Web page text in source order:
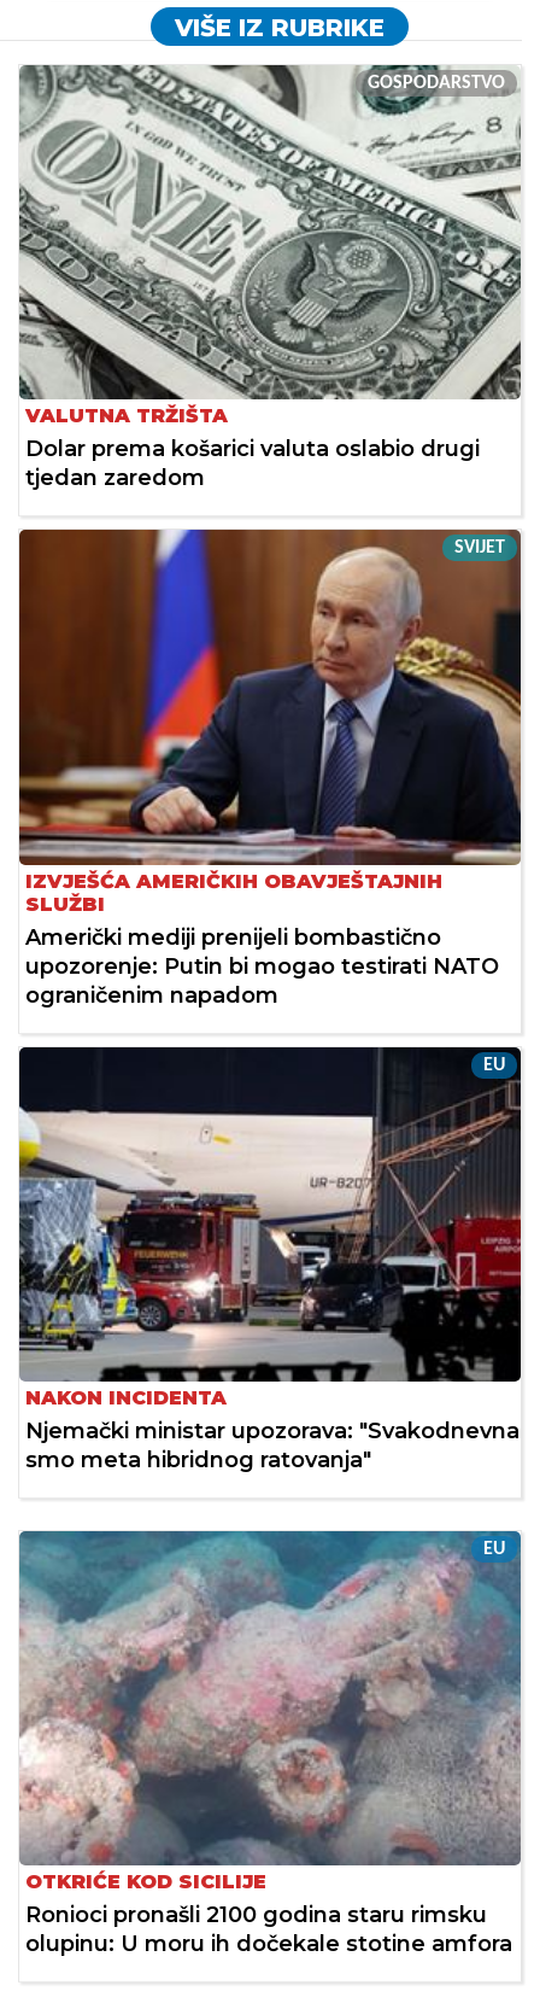
VIŠE IZ RUBRIKE
GOSPODARSTVO
VALUTNA TRŽIŠTA
Dolar prema košarici valuta oslabio drugi
tjedan zaredom
SVIJET
IZVJEŠĆA AMERIČKIH OBAVJEŠTAJNIH
SLUŽBI
Američki mediji prenijeli bombastično
upozorenje: Putin bi mogao testirati NATO
ograničenim napadom
EU
NAKON INCIDENTA
Njemački ministar upozorava: "Svakodnevna
smo meta hibridnog ratovanja"
EU
OTKRIĆE KOD SICILIJE
Ronioci pronašli 2100 godina staru rimsku
olupinu: U moru ih dočekale stotine amfora